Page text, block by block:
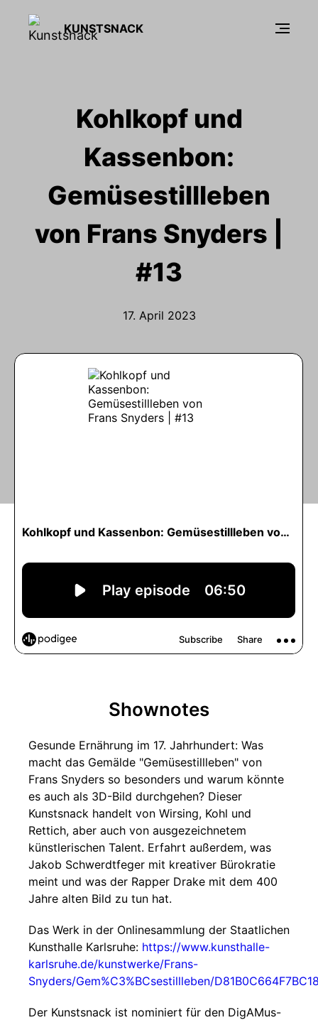
KUNSTSNACK
Kohlkopf und
Kassenbon:
Gemüsestillleben
von Frans Snyders |
#13
17. April 2023
Shownotes
Gesunde Ernährung im 17. Jahrhundert: Was
macht das Gemälde "Gemüsestillleben" von
Frans Snyders so besonders und warum könnte
es auch als 3D-Bild durchgehen? Dieser
Kunstsnack handelt von Wirsing, Kohl und
Rettich, aber auch von ausgezeichnetem
künstlerischen Talent. Erfahrt außerdem, was
Jakob Schwerdtfeger mit kreativer Bürokratie
meint und was der Rapper Drake mit dem 400
Jahre alten Bild zu tun hat.
Das Werk in der Onlinesammlung der Staatlichen
Kunsthalle Karlsruhe: https://www.kunsthalle-
karlsruhe.de/kunstwerke/Frans-
Snyders/Gem%C3%BCsestillleben/
Der Kunstsnack ist nominiert für den DigAMus-